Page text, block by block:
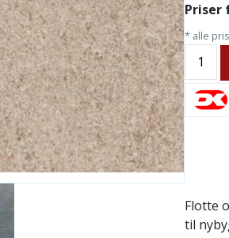
Priser
* alle
Flotte
til